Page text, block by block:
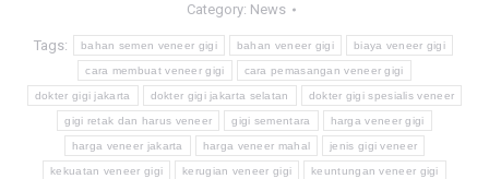
Category: News
Tags: bahan semen veneer gigi bahan veneer gigi biaya veneer gigi
cara membuat veneer gigi cara pemasangan veneer gigi
dokter gigi jakarta dokter gigi jakarta selatan dokter gigi spesialis veneer
gigi retak dan harus veneer gigi sementara harga veneer gigi
harga veneer jakarta harga veneer mahal jenis gigi veneer
kekuatan veneer gigi kerugian veneer gigi keuntungan veneer gigi